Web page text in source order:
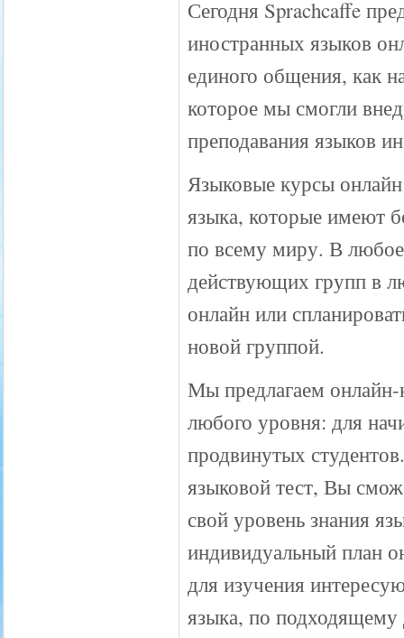
Сегодня Sprachcaffe
иностранных языков
единого общения, как
которое мы смогли
преподавания языков
Языковые курсы
языка, которые имеют
по всему миру. В
действующих групп в
онлайн или
новой группой.
Мы предлагаем
любого уровня: для
продвинутых
языковой тест, Вы
свой уровень знания
индивидуальный план
для изучения
языка, по подходящему